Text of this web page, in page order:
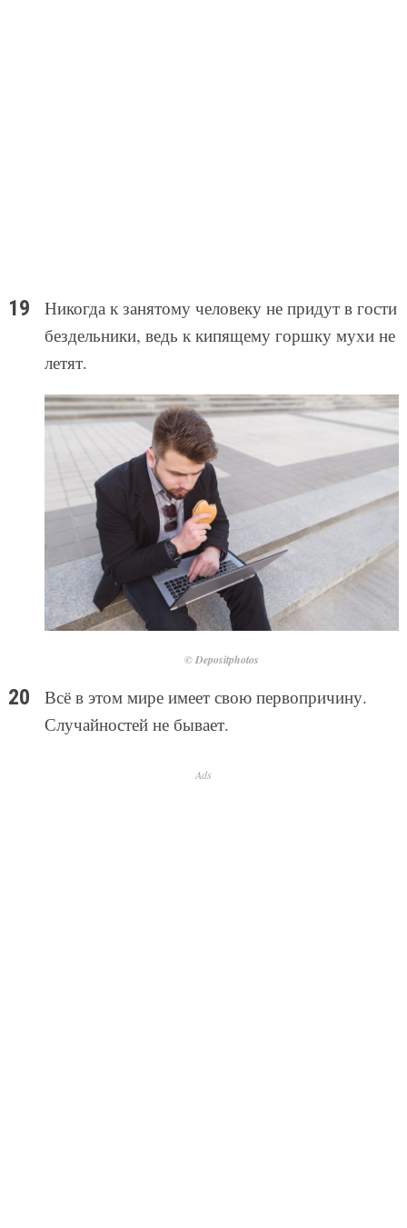
Никогда к занятому человеку не придут в гости
бездельники, ведь к кипящему горшку мухи не
летят.
© Depositphotos
Всё в этом мире имеет свою первопричину.
Случайностей не бывает.
Ads